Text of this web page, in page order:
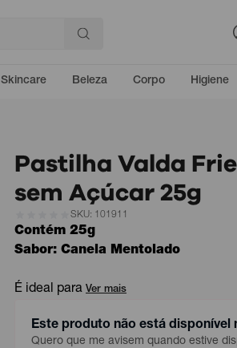
Skincare Beleza Corpo Higiene
Pastilha Valda
sem Açúcar 25g
SKU: 101911
Contém 25g
Sabor: Canela Mentolado
É ideal para Ver mais
Este produto não está disponível
Quero que me avisem quando estive